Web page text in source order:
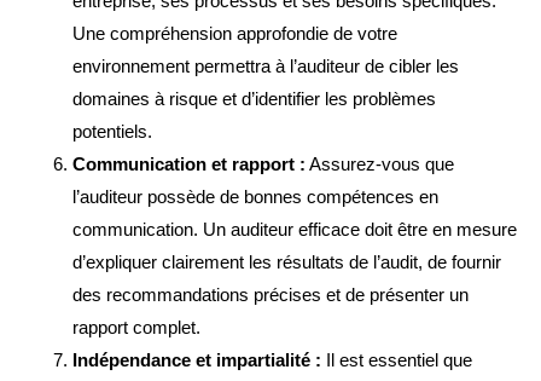
Une compréhension approfondie de votre
environnement permettra à l’auditeur de cibler les
domaines à risque et d’identifier les problèmes
potentiels.
Communication et rapport : Assurez-vous que
l’auditeur possède de bonnes compétences en
communication. Un auditeur efficace doit être en mesure
d’expliquer clairement les résultats de l’audit, de fournir
des recommandations précises et de présenter un
rapport complet.
Indépendance et impartialité : Il est essentiel que